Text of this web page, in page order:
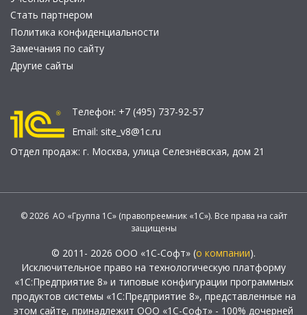
Стать партнером
Политика конфиденциальности
Замечания по сайту
Другие сайты
Телефон: +7 (495) 737-92-57
Email: site_v8@1c.ru
Отдел продаж: г. Москва, улица Селезнёвская, дом 21
© 2026 АО «Группа 1С» (правопреемник «1С»). Все права на сайт
защищены
© 2011- 2026 ООО «1С-Софт» (о компании).
Исключительное право на технологическую платформу
«1С:Предприятие 8» и типовые конфигурации программных
продуктов системы «1С:Предприятие 8», представленные на
этом сайте, принадлежит ООО «1С-Софт» - 100% дочерней